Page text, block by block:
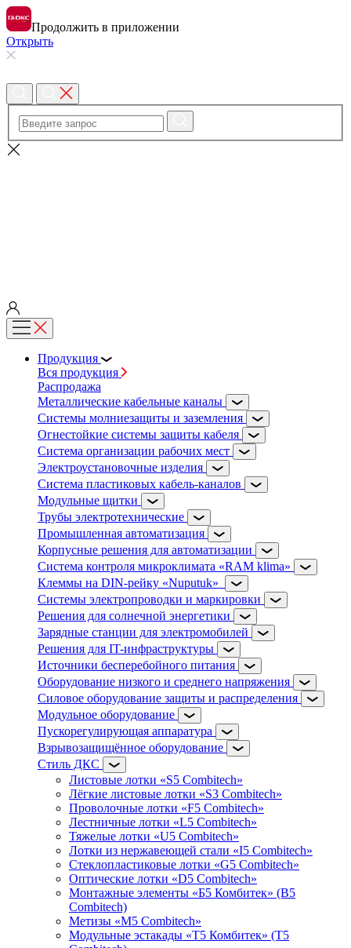
Продолжить в приложении
Открыть
Продукция
Вся продукция
Распродажа
Металлические кабельные каналы
Системы молниезащиты и заземления
Огнестойкие системы защиты кабеля
Система организации рабочих мест
Электроустановочные изделия
Система пластиковых кабель-каналов
Модульные щитки
Трубы электротехнические
Промышленная автоматизация
Корпусные решения для автоматизации
Система контроля микроклимата «RAM klima»
Клеммы на DIN-рейку «Nuputuk»
Системы электропроводки и маркировки
Решения для солнечной энергетики
Зарядные станции для электромобилей
Решения для IT-инфраструктуры
Источники бесперебойного питания
Оборудование низкого и среднего напряжения
Силовое оборудование защиты и распределения
Модульное оборудование
Пускорегулирующая аппаратура
Взрывозащищённое оборудование
Стиль ДКС
Листовые лотки «S5 Combitech»
Лёгкие листовые лотки «S3 Combitech»
Проволочные лотки «F5 Combitech»
Лестничные лотки «L5 Combitech»
Тяжелые лотки «U5 Combitech»
Лотки из нержавеющей стали «I5 Combitech»
Стеклопластиковые лотки «G5 Combitech»
Оптические лотки «D5 Combitech»
Монтажные элементы «Б5 Комбитек» (B5
Combitech)
Метизы «M5 Combitech»
Модульные эстакады «Т5 Комбитек» (T5